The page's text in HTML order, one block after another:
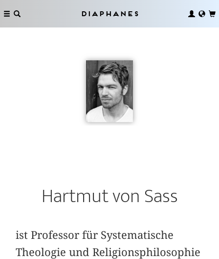
Diaphanes
Hartmut von Sass
ist Professor für Systematische
Theologie und Religionsphilosophie